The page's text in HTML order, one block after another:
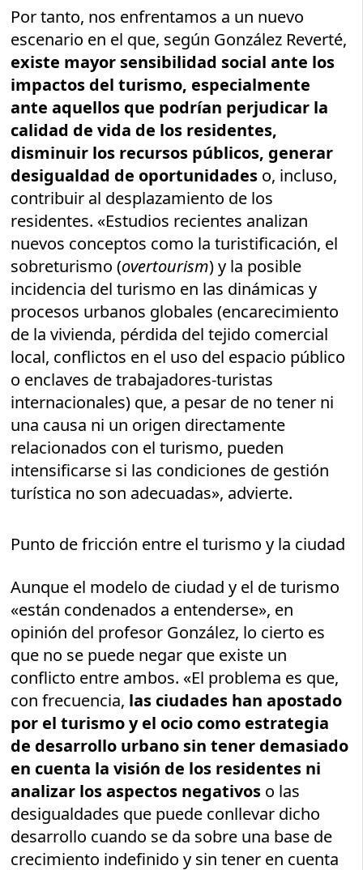
Por tanto, nos enfrentamos a un nuevo
escenario en el que, según González Reverté,
existe mayor sensibilidad social ante los
impactos del turismo, especialmente
ante aquellos que podrían perjudicar la
calidad de vida de los residentes,
disminuir los recursos públicos, generar
desigualdad de oportunidades o, incluso,
contribuir al desplazamiento de los
residentes. «Estudios recientes analizan
nuevos conceptos como la turistificación, el
sobreturismo (overtourism) y la posible
incidencia del turismo en las dinámicas y
procesos urbanos globales (encarecimiento
de la vivienda, pérdida del tejido comercial
local, conflictos en el uso del espacio público
o enclaves de trabajadores-turistas
internacionales) que, a pesar de no tener ni
una causa ni un origen directamente
relacionados con el turismo, pueden
intensificarse si las condiciones de gestión
turística no son adecuadas», advierte.
Punto de fricción entre el turismo y la ciudad
Aunque el modelo de ciudad y el de turismo
«están condenados a entenderse», en
opinión del profesor González, lo cierto es
que no se puede negar que existe un
conflicto entre ambos. «El problema es que,
con frecuencia, las ciudades han apostado
por el turismo y el ocio como estrategia
de desarrollo urbano sin tener demasiado
en cuenta la visión de los residentes ni
analizar los aspectos negativos o las
desigualdades que puede conllevar dicho
desarrollo cuando se da sobre una base de
crecimiento indefinido y sin tener en cuenta